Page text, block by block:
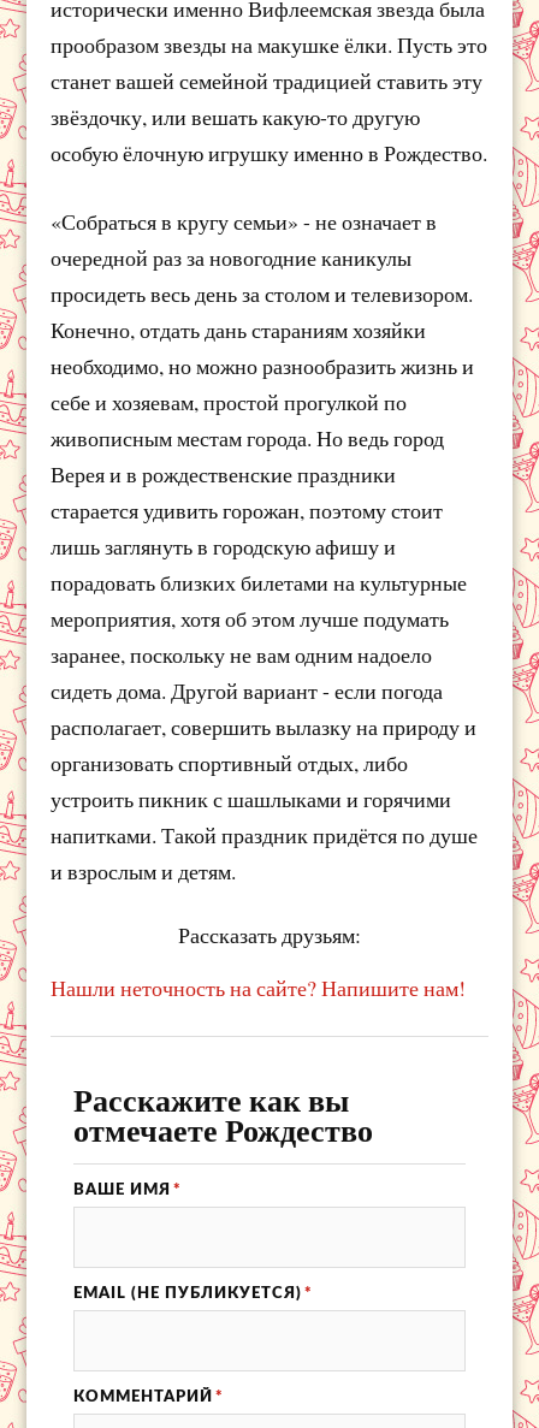
исторически именно Вифлеемская звезда была
прообразом звезды на макушке ёлки. Пусть это
станет вашей семейной традицией ставить эту
звёздочку, или вешать какую-то другую
особую ёлочную игрушку именно в Рождество.
«Собраться в кругу семьи» - не означает в
очередной раз за новогодние каникулы
просидеть весь день за столом и телевизором.
Конечно, отдать дань стараниям хозяйки
необходимо, но можно разнообразить жизнь и
себе и хозяевам, простой прогулкой по
живописным местам города. Но ведь город
Верея и в рождественские праздники
старается удивить горожан, поэтому стоит
лишь заглянуть в городскую афишу и
порадовать близких билетами на культурные
мероприятия, хотя об этом лучше подумать
заранее, поскольку не вам одним надоело
сидеть дома. Другой вариант - если погода
располагает, совершить вылазку на природу и
организовать спортивный отдых, либо
устроить пикник с шашлыками и горячими
напитками. Такой праздник придётся по душе
и взрослым и детям.
Рассказать друзьям:
Нашли неточность на сайте? Напишите нам!
Расскажите как вы
отмечаете Рождество
ВАШЕ ИМЯ *
EMAIL (НЕ ПУБЛИКУЕТСЯ) *
КОММЕНТАРИЙ *